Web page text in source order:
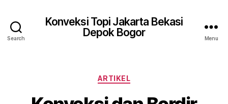
Search
Konveksi Topi Jakarta Bekasi
Depok Bogor
Menu
Categories
ARTIKEL